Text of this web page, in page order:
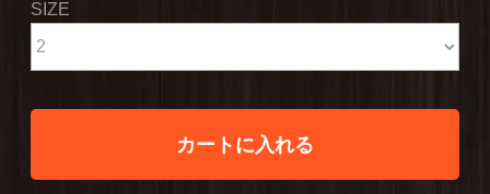
SIZE
カートに入れる